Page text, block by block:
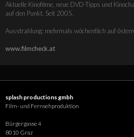
Aktuelle Kinofilme, neue DVD-Tipps und
auf den Punkt. Seit 2005.
Ausstrahlung: mehrmals wöchentlich auf
www.filmcheck.at
splash productions gmbh
Film- und Fernsehproduktion
Bürgergasse 4
8010 Graz